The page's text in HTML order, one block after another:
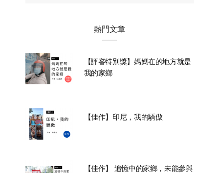
熱門文章
【評審特別獎】媽媽在的地方就是
我的家鄉
【佳作】印尼，我的驕傲
【佳作】 追憶中的家鄉，未能參與